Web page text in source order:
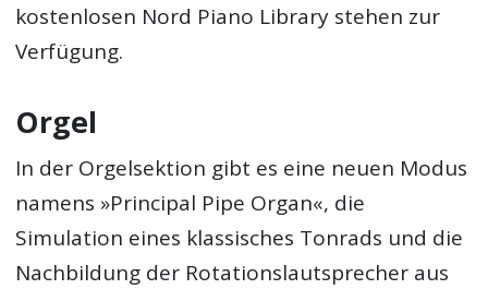
kostenlosen Nord Piano Library stehen zur
Verfügung.
Orgel
In der Orgelsektion gibt es eine neuen Modus
namens »Principal Pipe Organ«, die
Simulation eines klassisches Tonrads und die
Nachbildung der Rotationslautsprecher aus